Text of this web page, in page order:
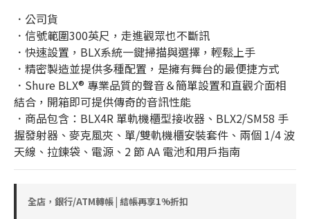
．公司貨
．信號範圍300英尺，走進觀眾也不斷訊
．快速設置，BLX系統一鍵掃描與選擇，輕鬆上手
．精密製造並提供多種配置，是擁有舞台的最便捷方式
．Shure BLX® 專業品質的聲音＆簡單設置和直觀介面相
結合，開箱即可提供傳奇的音訊性能
．商品包含：BLX4R 單軌機櫃型接收器、BLX2/SM58 手
握發射器、麥克風夾、單/雙軌機櫃安裝套件、兩個 1/4 波
天線、拉鍊袋、電源、2 節 AA 電池和用戶指南
全店，銀行/ATM轉帳 | 結帳再享1%折扣